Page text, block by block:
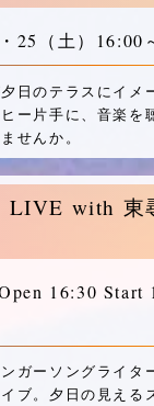
25 （土） 16:00
日のテラスにイメ
ー片手に、音楽を
せんか。
LIVE with 東
16:30 Start
ガーソングライタ
ブ。夕日の見える